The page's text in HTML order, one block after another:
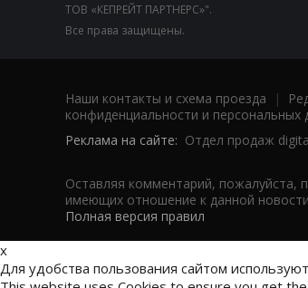
ТОВ «КЕПРЕЙТ ПАРТНЕРС»".
Все права защищены.
Наши контакты и схема проезда |
конфиденциальности и персональных
Реклама на сайте: Отдел продаж
Оставляя комментарий, пожалуйста,
имеющих отношение к данной
Полная версия правил
x
Для удобства пользования сайтом